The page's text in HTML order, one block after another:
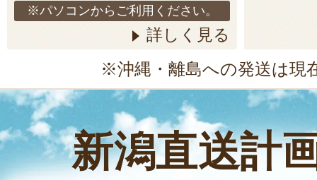
※パソコンからご利用ください。
詳しく見る
※沖縄・離島への発送は現
新潟直送計